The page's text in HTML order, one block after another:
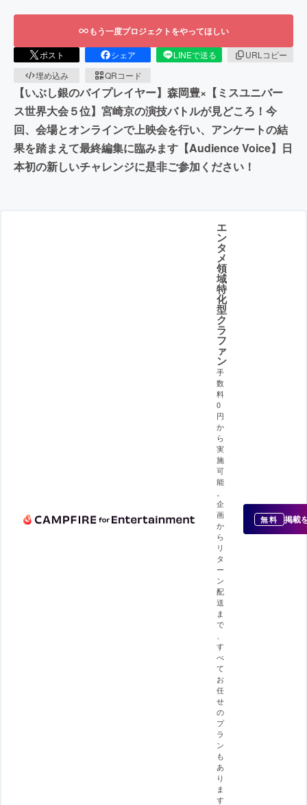
もう一度プロジェクトをやってほしい
ポスト シェア LINEで送る
URLコピー
埋め込み
QRコード
【いぶし銀のバイプレイヤー】森岡豊×【ミスユニバー
ス世界大会５位】宮崎京の演技バトルが見どころ！今
回、会場とオンラインで上映会を行い、アンケートの結
果を踏まえて最終編集に臨みます【Audience Voice】日
本初の新しいチャレンジに是非ご参加ください！
エ
ン
タ
メ
領
域
特
化
型
ク
ラ
フ
ァ
ン
手
数
料
0
円
か
ら
実
施
可
能
。
企
画
か
ら
リ
タ
ー
ン
配
送
ま
で
、
す
べ
て
お
任
せ
の
プ
ラ
ン
も
あ
り
ま
す
無料 掲載